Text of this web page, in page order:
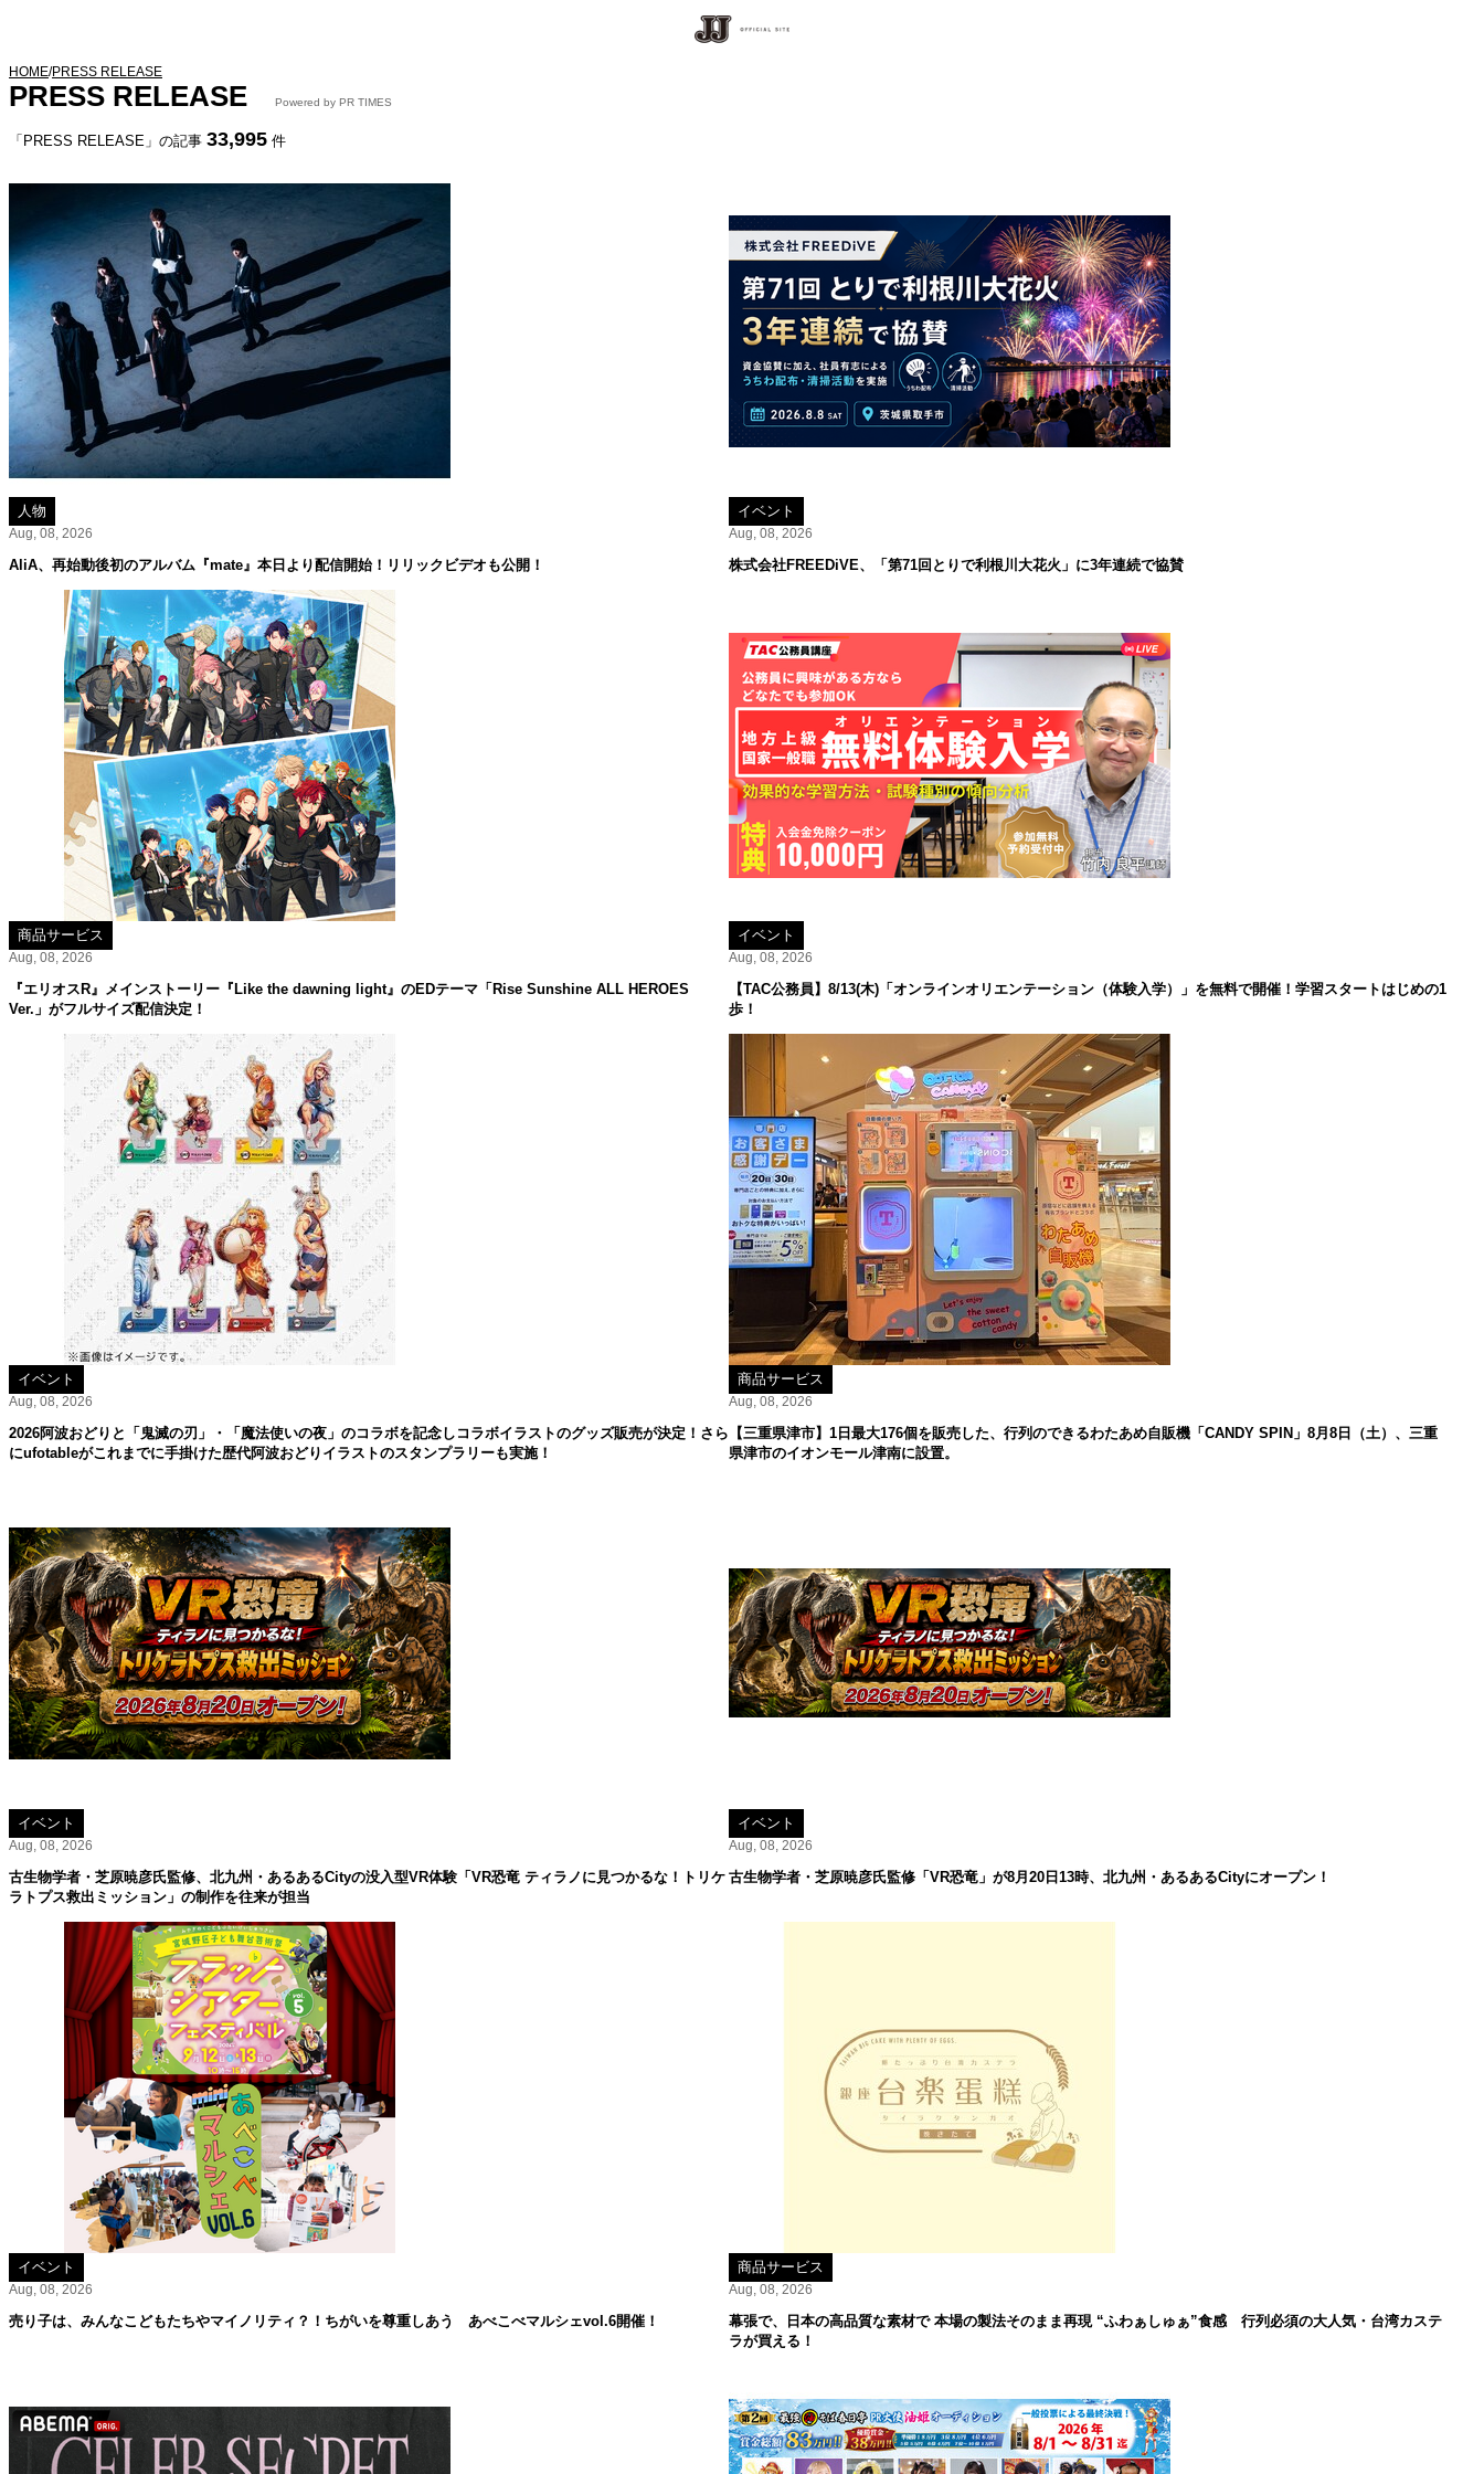
HOME/PRESS RELEASE
PRESS RELEASE Powered by PR TIMES
「PRESS RELEASE」の記事 33,995 件
人物
Aug, 08, 2026
AliA、再始動後初のアルバム『mate』本日より配信開始！リリックビデオも公開！
イベント
Aug, 08, 2026
株式会社FREEDiVE、「第71回とりで利根川大花火」に3年連続で協賛
商品サービス
Aug, 08, 2026
『エリオスR』メインストーリー『Like the dawning light』のEDテーマ「Rise Sunshine ALL HEROES
Ver.」がフルサイズ配信決定！
イベント
Aug, 08, 2026
【TAC公務員】8/13(木)「オンラインオリエンテーション（体験入学）」を無料で開催！学習スタートはじめの1
歩！
イベント
Aug, 08, 2026
2026阿波おどりと「鬼滅の刃」・「魔法使いの夜」のコラボを記念しコラボイラストのグッズ販売が決定！さら
にufotableがこれまでに手掛けた歴代阿波おどりイラストのスタンプラリーも実施！
商品サービス
Aug, 08, 2026
【三重県津市】1日最大176個を販売した、行列のできるわたあめ自販機「CANDY SPIN」8月8日（土）、三重
県津市のイオンモール津南に設置。
イベント
Aug, 08, 2026
古生物学者・芝原暁彦氏監修、北九州・あるあるCityの没入型VR体験「VR恐竜 ティラノに見つかるな！トリケ
ラトプス救出ミッション」の制作を往来が担当
イベント
Aug, 08, 2026
古生物学者・芝原暁彦氏監修「VR恐竜」が8月20日13時、北九州・あるあるCityにオープン！
イベント
Aug, 08, 2026
売り子は、みんなこどもたちやマイノリティ？！ちがいを尊重しあう あべこべマルシェvol.6開催！
商品サービス
Aug, 08, 2026
幕張で、日本の高品質な素材で 本場の製法そのまま再現 “ふわぁしゅぁ”食感 行列必須の大人気・台湾カステ
ラが買える！